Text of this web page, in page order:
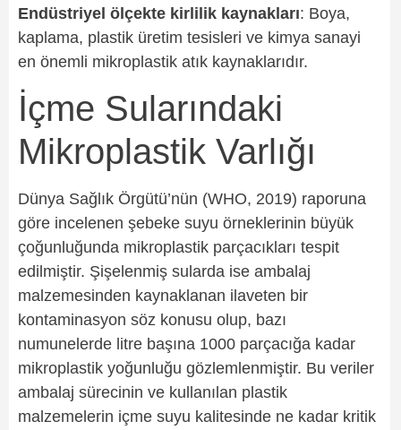
Endüstriyel ölçekte kirlilik kaynakları: Boya,
kaplama, plastik üretim tesisleri ve kimya sanayi
en önemli mikroplastik atık kaynaklarıdır.
İçme Sularındaki
Mikroplastik Varlığı
Dünya Sağlık Örgütü’nün (WHO, 2019) raporuna
göre incelenen şebeke suyu örneklerinin büyük
çoğunluğunda mikroplastik parçacıkları tespit
edilmiştir. Şişelenmiş sularda ise ambalaj
malzemesinden kaynaklanan ilaveten bir
kontaminasyon söz konusu olup, bazı
numunelerde litre başına 1000 parçacığa kadar
mikroplastik yoğunluğu gözlemlenmiştir. Bu veriler
ambalaj sürecinin ve kullanılan plastik
malzemelerin içme suyu kalitesinde ne kadar kritik